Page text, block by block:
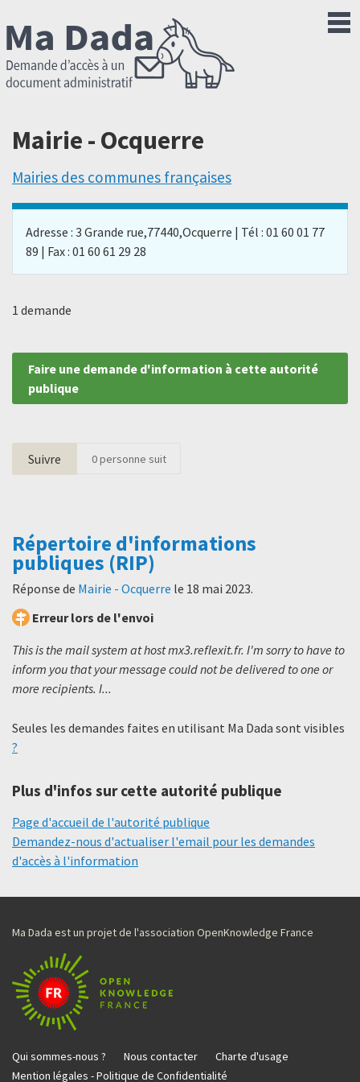
Mairie - Ocquerre
Mairies des communes françaises
Adresse : 3 Grande rue,77440,Ocquerre | Tél : 01 60 01 77
89 | Fax : 01 60 61 29 28
1 demande
Faire une demande d'information à cette autorité
publique
Suivre 0personne suit
Répertoire d'informations
publiques (RIP)
Réponse de Mairie - Ocquerre le 18 mai 2023.
Erreur lors de l'envoi
This is the mail system at host mx3.reflexit.fr. I'm sorry to have to
inform you that your message could not be delivered to one or
more recipients. I...
Seules les demandes faites en utilisant Ma Dada sont visibles
?
Plus d'infos sur cette autorité publique
Page d'accueil de l'autorité publique
Demandez-nous d'actualiser l'email pour les demandes
d'accès à l'information
Ma Dada est un projet de l'association OpenKnowledge France
Qui sommes-nous ? Nous contacter
Charte d'usage
Mention légales - Politique de Confidentialité